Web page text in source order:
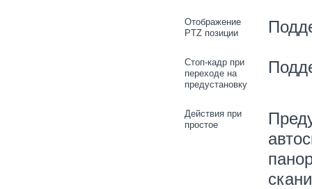
Отображение
PTZ позиции
Стоп-кадр при
переходе на
предустановку
Действия при
простое